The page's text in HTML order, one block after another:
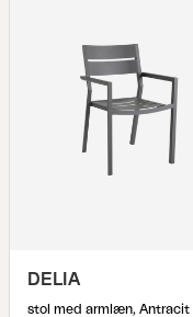
DELIA
stol med armlæn, Antracit